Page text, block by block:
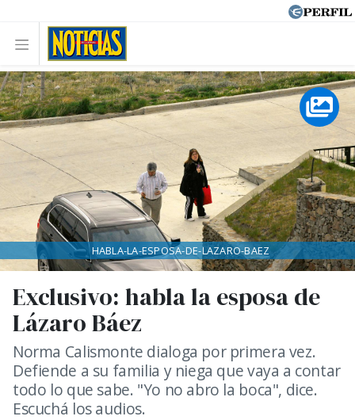
Exclusivo: habla la esposa de
Lázaro Báez
Norma Calismonte dialoga por primera vez.
Defiende a su familia y niega que vaya a contar
todo lo que sabe. "Yo no abro la boca", dice.
Escuchá los audios.
HABLA-LA-ESPOSA-DE-LAZARO-BAEZ